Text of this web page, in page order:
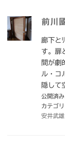
前川
廊下と
す。扉
間が劇
ル・コ
隠して
公開済
カテゴ
安井武